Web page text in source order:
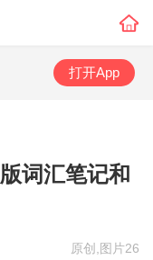
打开App
词汇笔记和
原创 图片26